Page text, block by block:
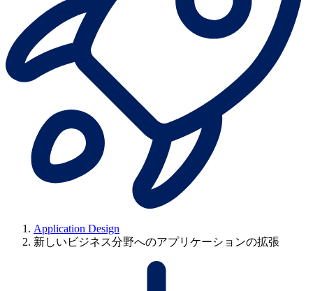
Application Design
新しいビジネス分野へのアプリケーションの拡張